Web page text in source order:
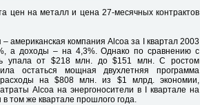
цен на металл и цена 27-месячных контрактов
американская компания Alcoa за I квартал 2003
а доходы – на 4,3%. Однако по сравнению с
упала от $218 млн. до $151 млн. С ростом
остаться мощная двухлетняя программа
расходы на $808 млн. из $1 млрд. экономии,
Alcoa на энергоносители в I квартале на
том же квартале прошлого года.